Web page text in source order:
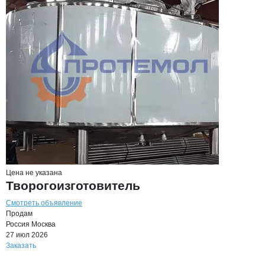
Цена не указана
Творогоизготовитель
Смотреть объявление
Продам
Россия Москва
27 июл 2026
Заказать